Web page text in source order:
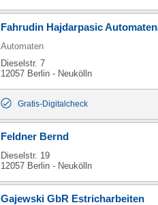
Fahrudin Hajdarpasic
Automaten
Dieselstr. 7
12057 Berlin - Neukölln
Gratis-Digitalcheck
Feldner Bernd
Dieselstr. 19
12057 Berlin - Neukölln
Gajewski GbR Estricharbeiten